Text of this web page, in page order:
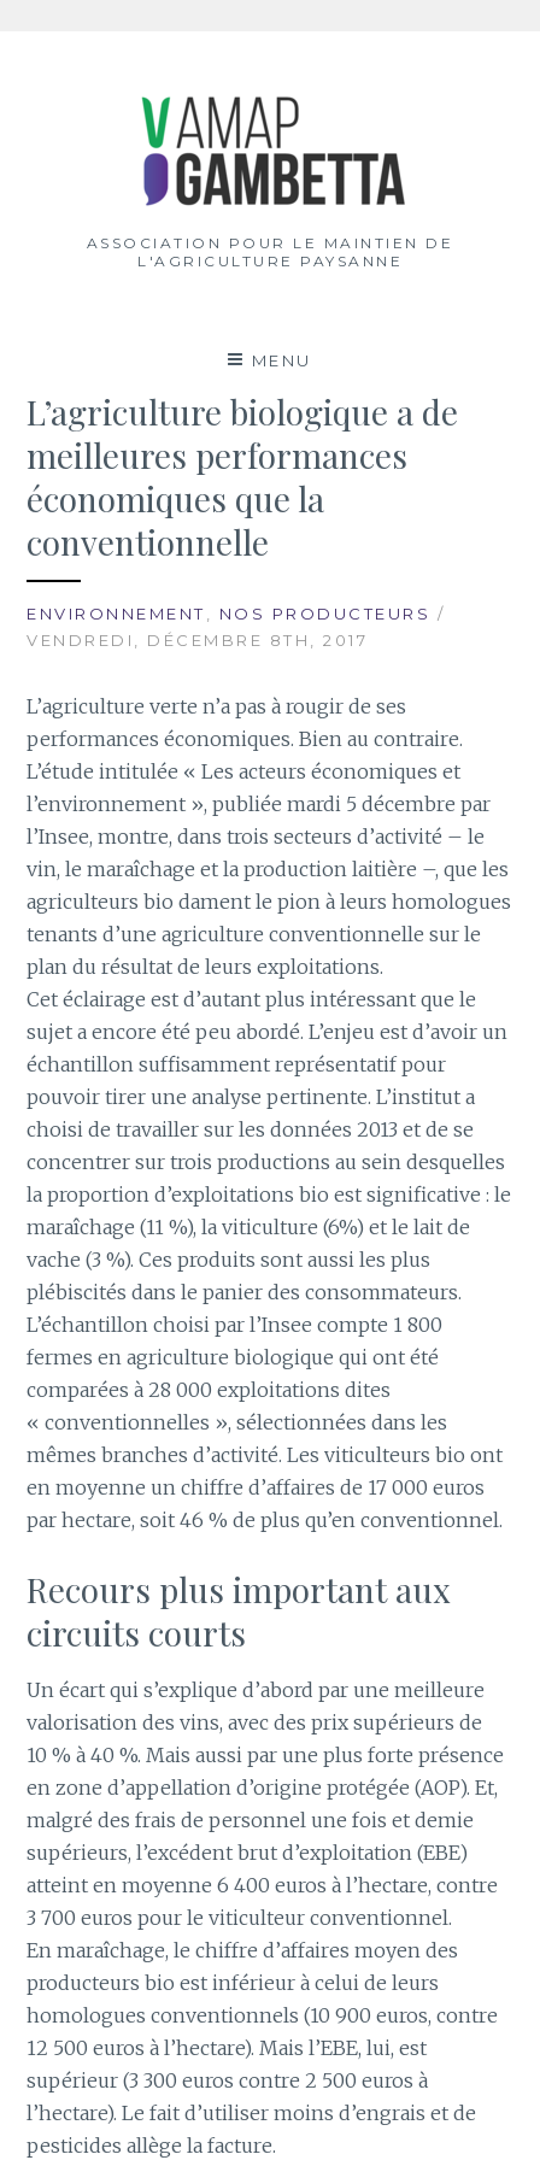
ASSOCIATION POUR LE MAINTIEN DE
L'AGRICULTURE PAYSANNE
MENU
L’agriculture biologique a de
meilleures performances
économiques que la
conventionnelle
ENVIRONNEMENT NOS PRODUCTEURS /
VENDREDI, DÉCEMBRE 8TH, 2017
L’agriculture verte n’a pas à rougir de ses
performances économiques. Bien au contraire.
L’étude intitulée « Les acteurs économiques et
l’environnement », publiée mardi 5 décembre par
l’Insee, montre, dans trois secteurs d’activité – le
vin, le maraîchage et la production laitière –, que les
agriculteurs bio dament le pion à leurs homologues
tenants d’une agriculture conventionnelle sur le
plan du résultat de leurs exploitations.
Cet éclairage est d’autant plus intéressant que le
sujet a encore été peu abordé. L’enjeu est d’avoir un
échantillon suffisamment représentatif pour
pouvoir tirer une analyse pertinente. L’institut a
choisi de travailler sur les données 2013 et de se
concentrer sur trois productions au sein desquelles
la proportion d’exploitations bio est significative : le
maraîchage (11 %), la viticulture (6%) et le lait de
vache (3 %). Ces produits sont aussi les plus
plébiscités dans le panier des consommateurs.
L’échantillon choisi par l’Insee compte 1 800
fermes en agriculture biologique qui ont été
comparées à 28 000 exploitations dites
« conventionnelles », sélectionnées dans les
mêmes branches d’activité. Les viticulteurs bio ont
en moyenne un chiffre d’affaires de 17 000 euros
par hectare, soit 46 % de plus qu’en conventionnel.
Recours plus important aux
circuits courts
Un écart qui s’explique d’abord par une meilleure
valorisation des vins, avec des prix supérieurs de
10 % à 40 %. Mais aussi par une plus forte présence
en zone d’appellation d’origine protégée (AOP). Et,
malgré des frais de personnel une fois et demie
supérieurs, l’excédent brut d’exploitation (EBE)
atteint en moyenne 6 400 euros à l’hectare, contre
3 700 euros pour le viticulteur conventionnel.
En maraîchage, le chiffre d’affaires moyen des
producteurs bio est inférieur à celui de leurs
homologues conventionnels (10 900 euros, contre
12 500 euros à l’hectare). Mais l’EBE, lui, est
supérieur (3 300 euros contre 2 500 euros à
l’hectare). Le fait d’utiliser moins d’engrais et de
pesticides allège la facture.